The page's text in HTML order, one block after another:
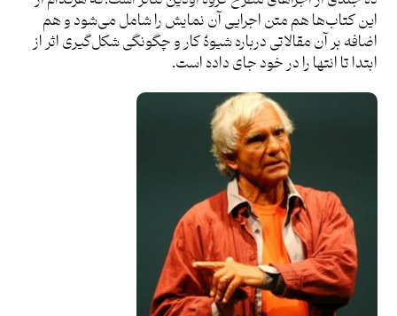
این کتاب‌ها هم متن اجرا‌یی آن نمایش را شامل می‌شود و هم
اضافه بر آن مقالاتی درباره شیوۀ کار و چگونگی شکل‌گیری اثر از
ابتدا تا انتها را در خود جای داده است.